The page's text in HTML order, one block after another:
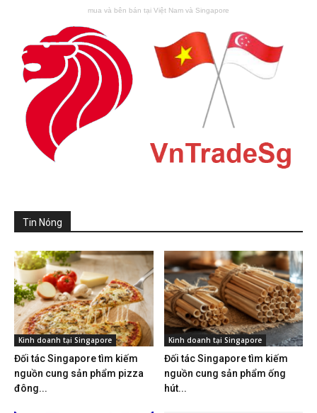
mua và bên bán tại Việt Nam và Singapore
Tin Nóng
Kinh doanh tại Singapore
Đối tác Singapore tìm kiếm
nguồn cung sản phẩm pizza
đông...
Kinh doanh tại Singapore
Đối tác Singapore tìm kiếm
nguồn cung sản phẩm ống
hút...